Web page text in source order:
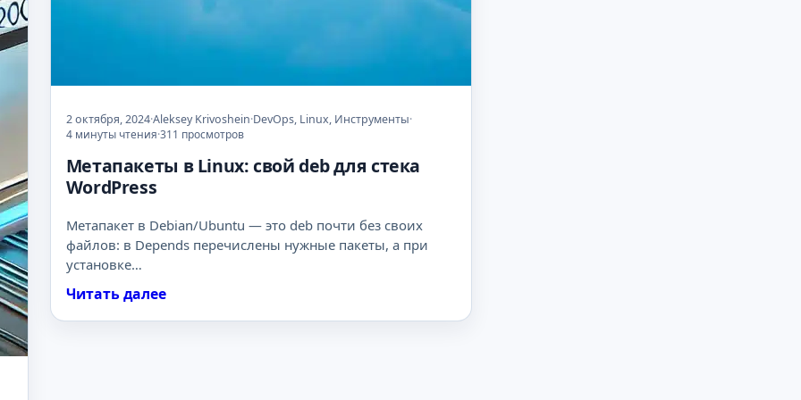
c
a
n
o
c
a
2 октября, 2024·Aleksey Krivoshein·DevOps, Linux, Инструменты·
4 минуты чтения·311 просмотров
Метапакеты в Linux: свой deb для стека
WordPress
Метапакет в Debian/Ubuntu — это deb почти без своих
файлов: в Depends перечислены нужные пакеты, а при
установке…
Читать далее
М